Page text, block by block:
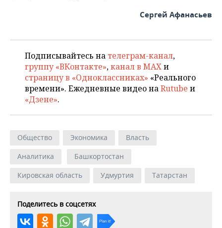
Сергей Афанасьев
Подписывайтесь на телеграм-канал,
группу «ВКонтакте»,канал в MAXи
страницу в «Одноклассниках» «Реального
времени». Ежедневные видео наRutube и
«Дзене».
Общество Экономика
Власть
Аналитика
Башкортостан
Кировская область
Удмуртия Татарстан
Поделитесь в соцсетях